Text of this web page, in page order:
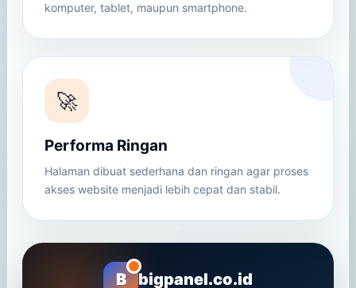
komputer, tablet, maupun smartphone.
🚀
Performa Ringan
Halaman dibuat sederhana dan ringan agar proses
akses website menjadi lebih cepat dan stabil.
B bigpanel.co.id